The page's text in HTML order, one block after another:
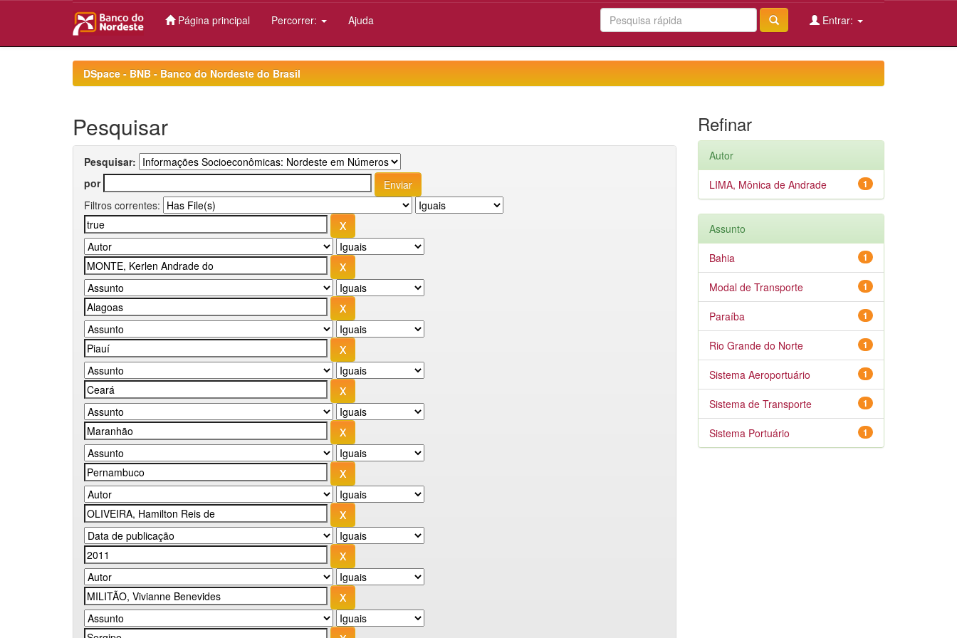
Página principal Percorrer: Ajuda Entrar:
DSpace - BNB - Banco do Nordeste do Brasil
Pesquisar
Pesquisar:
por
Filtros correntes:
Refinar
Autor
1
LIMA, Mônica de Andrade
Assunto
1
Bahia
1
Modal de Transporte
1
Paraíba
1
Rio Grande do Norte
1
Sistema Aeroportuário
1
Sistema de Transporte
1
Sistema Portuário